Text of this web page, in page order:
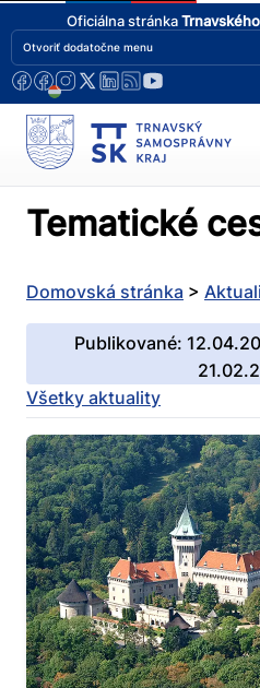
Oficiálna stránka
Otvoriť dodatočne menu
Tematické
Domovská stránka >
Publikované:
Všetky aktuality